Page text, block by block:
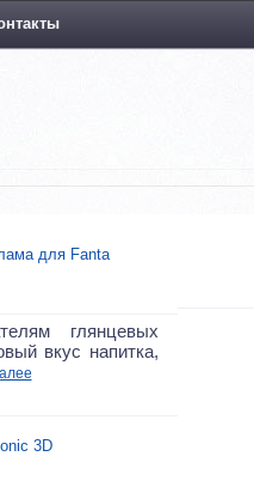
для Fanta
глянцевых
вкус напитка,
3D